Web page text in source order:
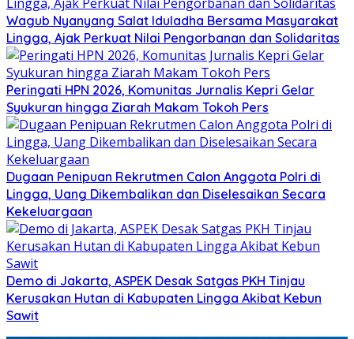
Wagub Nyanyang Salat Iduladha Bersama Masyarakat
Lingga, Ajak Perkuat Nilai Pengorbanan dan Solidaritas
Peringati HPN 2026, Komunitas Jurnalis Kepri Gelar
Syukuran hingga Ziarah Makam Tokoh Pers
Dugaan Penipuan Rekrutmen Calon Anggota Polri di
Lingga, Uang Dikembalikan dan Diselesaikan Secara
Kekeluargaan
Demo di Jakarta, ASPEK Desak Satgas PKH Tinjau
Kerusakan Hutan di Kabupaten Lingga Akibat Kebun
Sawit